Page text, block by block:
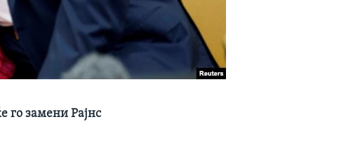
го замени Рајнс